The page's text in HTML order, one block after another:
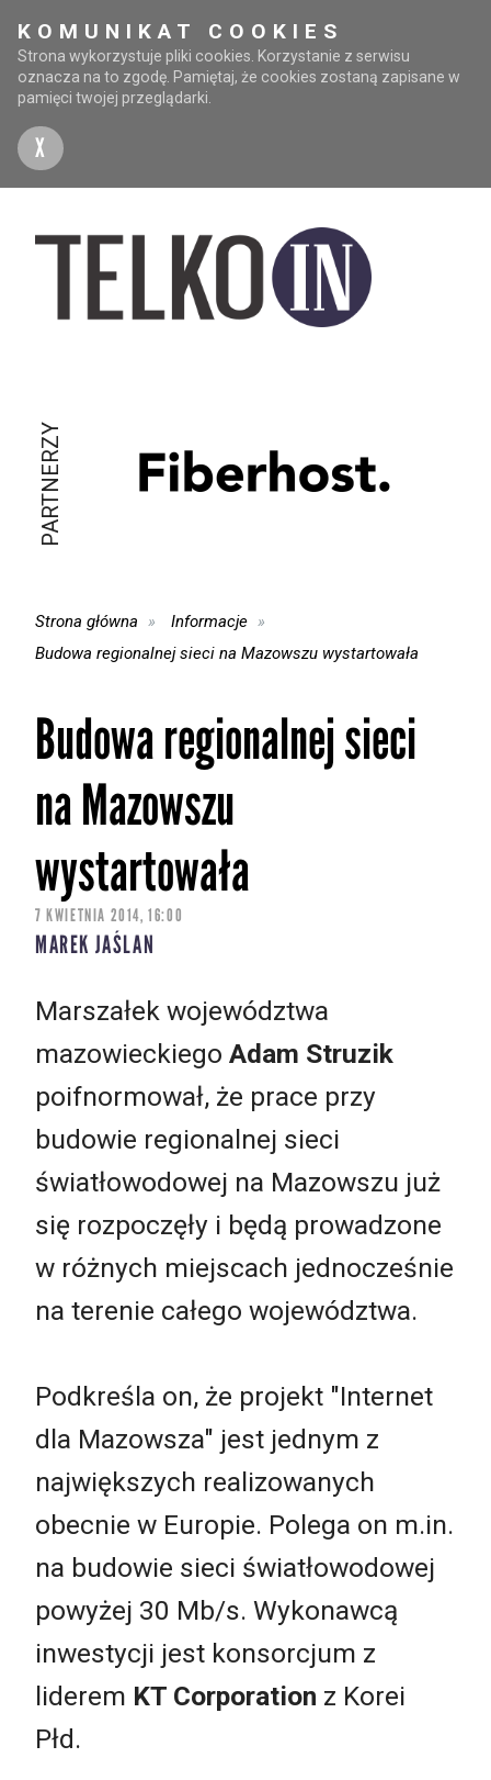
KOMUNIKAT COOKIES
Strona wykorzystuje pliki cookies. Korzystanie z serwisu
oznacza na to zgodę. Pamiętaj, że cookies zostaną zapisane w
pamięci twojej przeglądarki.
X
PARTNERZY
Strona główna
Informacje
Budowa regionalnej sieci na Mazowszu wystartowała
Budowa regionalnej sieci
na Mazowszu
wystartowała
7 KWIETNIA 2014, 16:00
MAREK JAŚLAN
Marszałek województwa
mazowieckiego Adam Struzik
poifnormował, że prace przy
budowie regionalnej sieci
światłowodowej na Mazowszu już
się rozpoczęły i będą prowadzone
w różnych miejscach jednocześnie
na terenie całego województwa.
Podkreśla on, że projekt "Internet
dla Mazowsza" jest jednym z
największych realizowanych
obecnie w Europie. Polega on m.in.
na budowie sieci światłowodowej
powyżej 30 Mb/s. Wykonawcą
inwestycji jest konsorcjum z
liderem KT Corporation z Korei
Płd.